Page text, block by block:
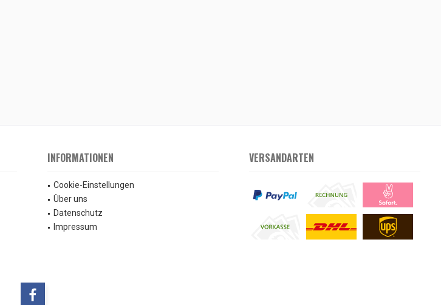
INFORMATIONEN
Cookie-Einstellungen
Über uns
Datenschutz
Impressum
VERSANDARTEN